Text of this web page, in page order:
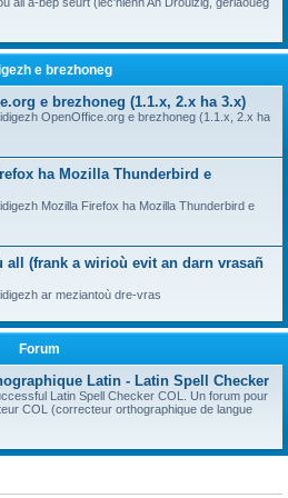
e brezhoneg
e brezhoneg (1.1.x, 2.x ha 3.x)
OpenOffice.org e brezhoneg (1.1.x, 2.x ha
ha Mozilla Thunderbird e
Mozilla Firefox ha Mozilla Thunderbird e
all (frank a wirioù evit an darn vrasañ
ar meziantoù dre-vras
Forum
Latin - Latin Spell Checker
Latin Spell Checker COL. Un forum pour
COL (correcteur orthographique de langue